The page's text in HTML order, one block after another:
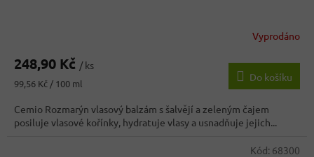
Vyprodáno
248,90 Kč / ks
Měrná
99,56 Kč / 100 ml
Do košíku
Cemio Rozmarýn vlasový balzám s šalvějí a zeleným čajem
posiluje vlasové kořínky, hydratuje vlasy a usnadňuje jejich...
Kód: 68300